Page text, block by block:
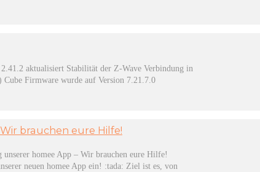
aktualisiert Stabilität der Z-Wave Verbindung in
Cube Firmware wurde auf Version 7.21.7.0
brauchen eure Hilfe!
homee App – Wir brauchen eure Hilfe!
neuen homee App ein! :tada: Ziel ist es, von